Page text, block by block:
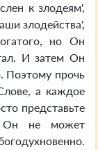
к злодеям',
злодейства',
но Он
И затем Он
Поэтому прочь
а каждое
представьте
Он не может